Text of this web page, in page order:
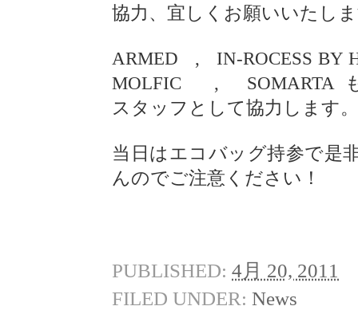
協力、宜しくお願いいたし
ARMED , IN-ROCESS
MOLFIC , SOMARTA も
スタッフとして協力します。
当日はエコバッグ持参で是
んのでご注意ください！
PUBLISHED: 4月 20, 2011
FILED UNDER: News